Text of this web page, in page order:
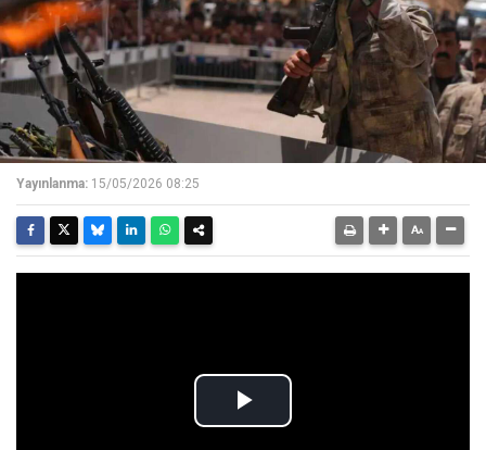
Yayınlanma: 15/05/2026 08:25